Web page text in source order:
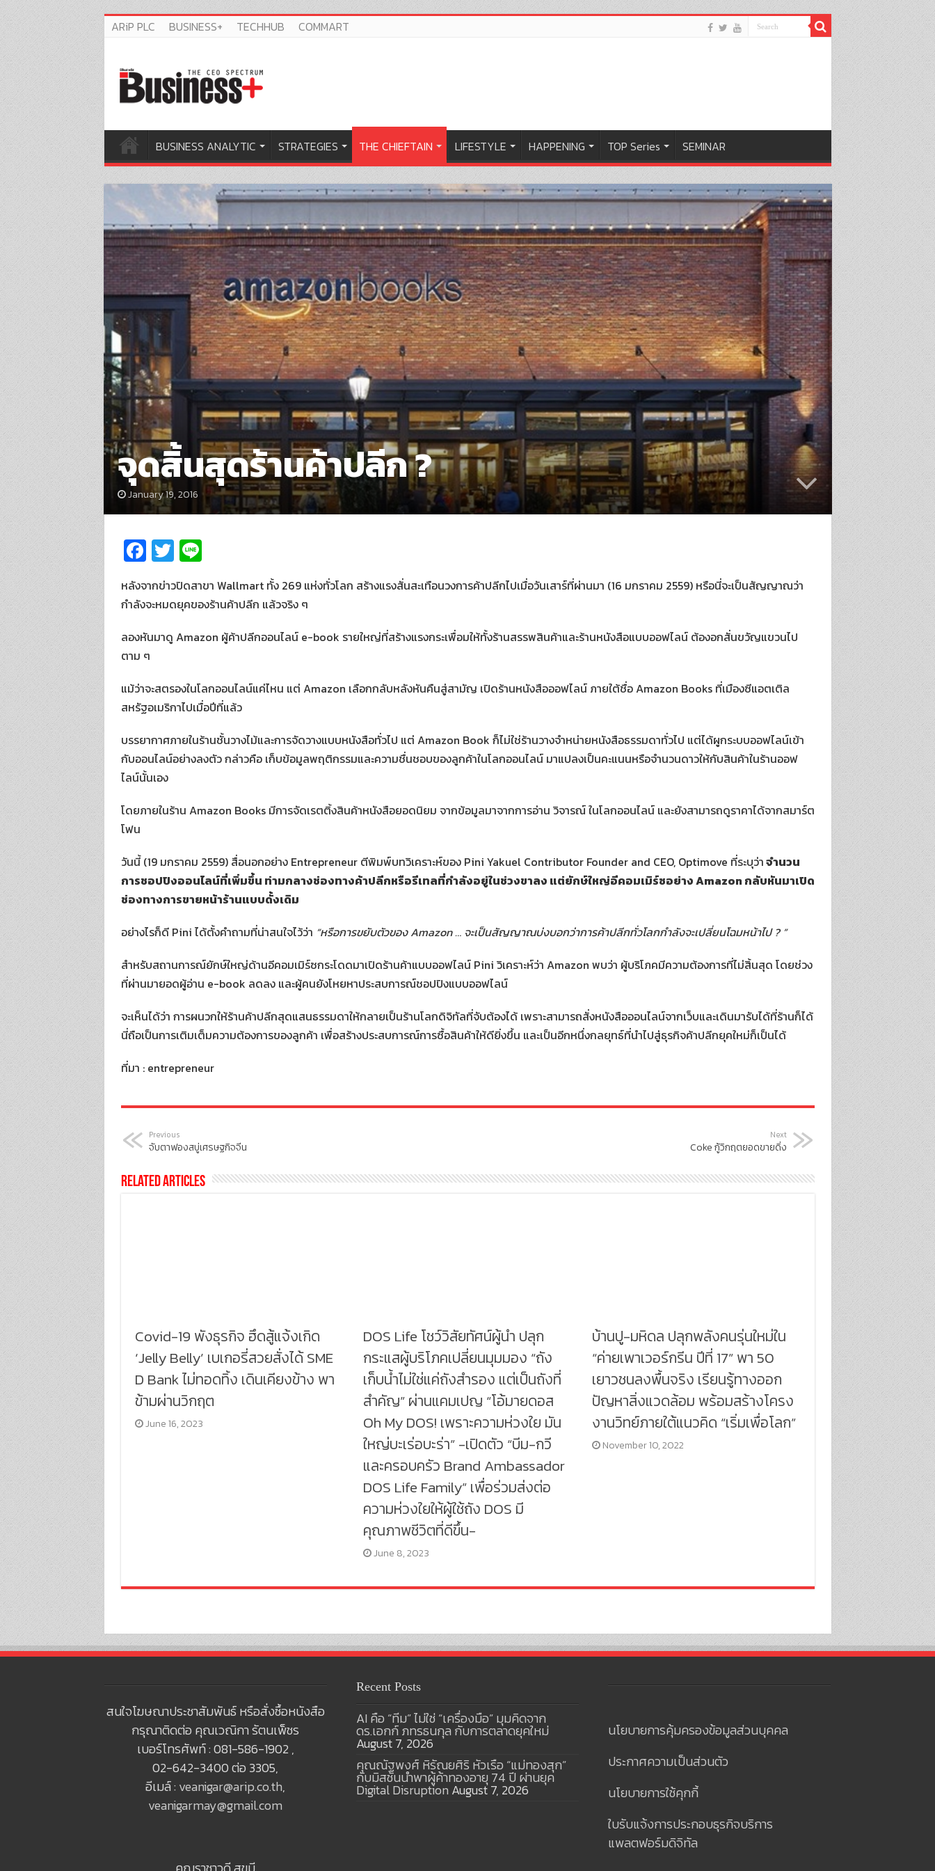
ARiP PLC BUSINESS+ TECHHUB COMMART
BUSINESS ANALYTIC STRATEGIES THE CHIEFTAIN LIFESTYLE HAPPENING TOP Series SEMINAR
จุดสิ้นสุดร้านค้าปลีก ?
January 19, 2016
Fa
ce
b
o
o
k
T
wi
tt
er
Li
n
e
หลังจากข่าวปิดสาขา Wallmart ทั้ง 269 แห่งทั่วโลก สร้างแรงสั่นสะเทือนวงการค้าปลีกไปเมื่อวันเสาร์ที่ผ่านมา (16 มกราคม 2559) หรือนี่จะเป็นสัญญาณว่า
กำลังจะหมดยุคของร้านค้าปลีก แล้วจริง ๆ
ลองหันมาดู Amazon ผู้ค้าปลีกออนไลน์ e-book รายใหญ่ที่สร้างแรงกระเพื่อมให้ทั้งร้านสรรพสินค้าและร้านหนังสือแบบออฟไลน์ ต้องอกสั่นขวัญแขวนไป
ตาม ๆ
แม้ว่าจะสตรองในโลกออนไลน์แค่ไหน แต่ Amazon เลือกกลับหลังหันคืนสู่สามัญ เปิดร้านหนังสือออฟไลน์ ภายใต้ชื่อ Amazon Books ที่เมืองซีแอตเติล
สหรัฐอเมริกาไปเมื่อปีที่แล้ว
บรรยากาศภายในร้านชั้นวางไม้และการจัดวางแบบหนังสือทั่วไป แต่ Amazon Book ก็ไม่ใช่ร้านวางจำหน่ายหนังสือธรรมดาทั่วไป แต่ได้ผูกระบบออฟไลน์เข้า
กับออนไลน์อย่างลงตัว กล่าวคือ เก็บข้อมูลพฤติกรรมและความชื่นชอบของลูกค้าในโลกออนไลน์ มาแปลงเป็นคะแนนหรือจำนวนดาวให้กับสินค้าในร้านออฟ
ไลน์นั้นเอง
โดยภายในร้าน Amazon Books มีการจัดเรตติ้งสินค้าหนังสือยอดนิยม จากข้อมูลมาจากการอ่าน วิจารณ์ ในโลกออนไลน์ และยังสามารถดูราคาได้จากสมาร์ต
โฟน
วันนี้ (19 มกราคม 2559) สื่อนอกอย่าง Entrepreneur ตีพิมพ์บทวิเคราะห์ของ Pini Yakuel Contributor Founder and CEO, Optimove ที่ระบุว่าจำนวน
การชอปปิงออนไลน์ที่เพิ่มขึ้น ท่ามกลางช่องทางค้าปลีกหรือรีเทลที่กำลังอยู่ในช่วงขาลง แต่ยักษ์ใหญ่อีคอมเมิร์ซอย่างAmazon กลับหันมาเปิด
ช่องทางการขายหน้าร้านแบบดั้งเดิม
อย่างไรก็ดี Pini ได้ตั้งคำถามที่น่าสนใจไว้ว่า “หรือการขยับตัวของ Amazon … จะเป็นสัญญาณบ่งบอกว่าการค้าปลีกทั่วโลกกำลังจะเปลี่ยนโฉมหน้าไป ? ”
สำหรับสถานการณ์ยักษ์ใหญ่ด้านอีคอมเมิร์ซกระโดดมาเปิดร้านค้าแบบออฟไลน์ Pini วิเคราะห์ว่า Amazon พบว่า ผู้บริโภคมีความต้องการที่ไม่สิ้นสุด โดยช่วง
ที่ผ่านมายอดผู้อ่าน e-book ลดลง และผู้คนยังโหยหาประสบการณ์ชอปปิงแบบออฟไลน์
จะเห็นได้ว่า การผนวกให้ร้านค้าปลีกสุดแสนธรรมดาให้กลายเป็นร้านโลกดิจิทัลที่จับต้องได้ เพราะสามารถสั่งหนังสือออนไลน์จากเว็บและเดินมารับได้ที่ร้านก็ได้
นี่ถือเป็นการเติมเต็มความต้องการของลูกค้า เพื่อสร้างประสบการณ์การซื้อสินค้าให้ดียิ่งขึ้น และเป็นอีกหนึ่งกลยุทธ์ที่นำไปสู่ธุรกิจค้าปลีกยุคใหม่ก็เป็นได้
ที่มา : entrepreneur
Previous
จับตาฟองสบู่เศรษฐกิจจีน
Next
Coke กู้วิกฤตยอดขายดิ่ง
Related Articles
Covid-19 พังธุรกิจ ฮึดสู้แจ้งเกิด
‘Jelly Belly’ เบเกอรี่สวยสั่งได้ SME
D Bank ไม่ทอดทิ้ง เดินเคียงข้าง พา
ข้ามผ่านวิกฤต
June 16, 2023
DOS Life โชว์วิสัยทัศน์ผู้นำ ปลุก
กระแสผู้บริโภคเปลี่ยนมุมมอง “ถัง
เก็บน้ำไม่ใช่แค่ถังสำรอง แต่เป็นถังที่
สำคัญ” ผ่านแคมเปญ “โอ้มายดอส
Oh My DOS! เพราะความห่วงใย มัน
ใหญ่บะเร่อบะร่า” -เปิดตัว “บีม-กวี
และครอบครัว Brand Ambassador
DOS Life Family” เพื่อร่วมส่งต่อ
ความห่วงใยให้ผู้ใช้ถัง DOS มี
คุณภาพชีวิตที่ดีขึ้น-
June 8, 2023
บ้านปู-มหิดล ปลุกพลังคนรุ่นใหม่ใน
“ค่ายเพาเวอร์กรีน ปีที่ 17” พา 50
เยาวชนลงพื้นจริง เรียนรู้ทางออก
ปัญหาสิ่งแวดล้อม พร้อมสร้างโครง
งานวิทย์ภายใต้แนวคิด “เริ่มเพื่อโลก”
November 10, 2022
สนใจโฆษณาประชาสัมพันธ์ หรือสั่งซื้อหนังสือ
กรุณาติดต่อ คุณเวณิกา รัตนเพ็ชร
เบอร์โทรศัพท์ : 081-586-1902 ,
02-642-3400 ต่อ 3305,
อีเมล์ : veanigar@arip.co.th,
veanigarmay@gmail.com
Recent Posts
AI คือ “ทีม” ไม่ใช่ “เครื่องมือ” มุมคิดจาก
ดร.เอกก์ ภทรธนกุล กับการตลาดยุคใหม่
August 7, 2026
คุณณัฐพงศ์ หิรัณยศิริ หัวเรือ “แม่ทองสุก”
กับมิสชันนำพาผู้ค้าทองอายุ 74 ปี ผ่านยุค
Digital Disruption August 7, 2026
นโยบายการคุ้มครองข้อมูลส่วนบุคคล
ประกาศความเป็นส่วนตัว
นโยบายการใช้คุกกี้
ใบรับแจ้งการประกอบธุรกิจบริการ
แพลตฟอร์มดิจิทัล